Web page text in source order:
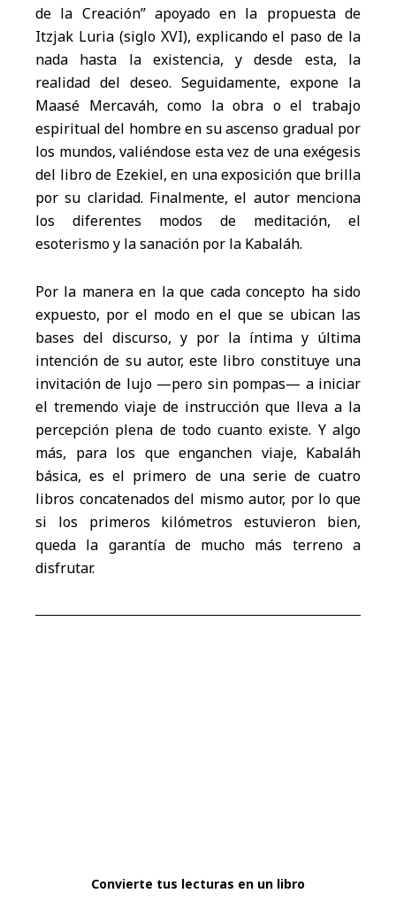
de la Creación” apoyado en la propuesta de
Itzjak Luria (siglo XVI), explicando el paso de la
nada hasta la existencia, y desde esta, la
realidad del deseo. Seguidamente, expone la
Maasé Mercaváh, como la obra o el trabajo
espiritual del hombre en su ascenso gradual por
los mundos, valiéndose esta vez de una exégesis
del libro de Ezekiel, en una exposición que brilla
por su claridad. Finalmente, el autor menciona
los diferentes modos de meditación, el
esoterismo y la sanación por la Kabaláh.
Por la manera en la que cada concepto ha sido
expuesto, por el modo en el que se ubican las
bases del discurso, y por la íntima y última
intención de su autor, este libro constituye una
invitación de lujo —pero sin pompas— a iniciar
el tremendo viaje de instrucción que lleva a la
percepción plena de todo cuanto existe. Y algo
más, para los que enganchen viaje, Kabaláh
básica, es el primero de una serie de cuatro
libros concatenados del mismo autor, por lo que
si los primeros kilómetros estuvieron bien,
queda la garantía de mucho más terreno a
disfrutar.
Convierte tus lecturas en un libro